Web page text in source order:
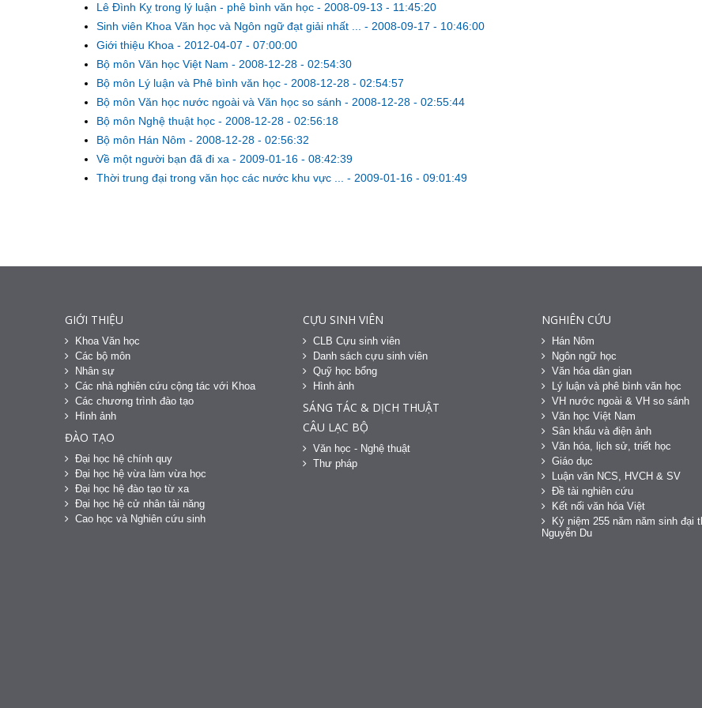
Lê Đình Kỵ trong lý luận - phê bình văn học - 2008-09-13 - 11:45:20
Sinh viên Khoa Văn học và Ngôn ngữ đạt giải nhất ... - 2008-09-17 - 10:46:00
Giới thiệu Khoa - 2012-04-07 - 07:00:00
Bộ môn Văn học Việt Nam - 2008-12-28 - 02:54:30
Bộ môn Lý luận và Phê bình văn học - 2008-12-28 - 02:54:57
Bộ môn Văn học nước ngoài và Văn học so sánh - 2008-12-28 - 02:55:44
Bộ môn Nghệ thuật học - 2008-12-28 - 02:56:18
Bộ môn Hán Nôm - 2008-12-28 - 02:56:32
Về một người bạn đã đi xa - 2009-01-16 - 08:42:39
Thời trung đại trong văn học các nước khu vực ... - 2009-01-16 - 09:01:49
GIỚI THIỆU
Khoa Văn học
Các bộ môn
Nhân sự
Các nhà nghiên cứu cộng tác với Khoa
Các chương trình đào tạo
Hình ảnh
ĐÀO TẠO
Đại học hệ chính quy
Đại học hệ vừa làm vừa học
Đại học hệ đào tạo từ xa
Đại học hệ cử nhân tài năng
Cao học và Nghiên cứu sinh
CỰU SINH VIÊN
CLB Cựu sinh viên
Danh sách cựu sinh viên
Quỹ học bổng
Hình ảnh
SÁNG TÁC & DỊCH THUẬT
CÂU LẠC BỘ
Văn học - Nghệ thuật
Thư pháp
NGHIÊN CỨU
Hán Nôm
Ngôn ngữ học
Văn hóa dân gian
Lý luận và phê bình văn học
VH nước ngoài & VH so sánh
Văn học Việt Nam
Sân khấu và điện ảnh
Văn hóa, lịch sử, triết học
Giáo dục
Luận văn NCS, HVCH & SV
Đề tài nghiên cứu
Kết nối văn hóa Việt
Kỷ niệm 255 năm năm sinh đại
Nguyễn Du